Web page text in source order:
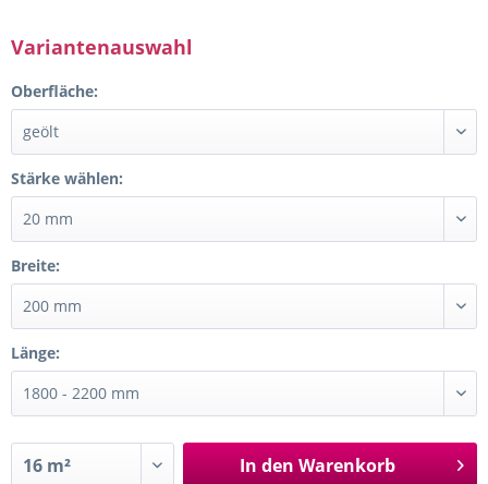
Variantenauswahl
Oberfläche:
Stärke wählen:
Breite:
Länge:
In den Warenkorb